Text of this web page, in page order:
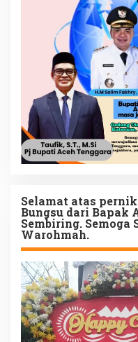
Selamat atas
Bungsu dari Bapak
Sembiring. Semoga
Warohmah.